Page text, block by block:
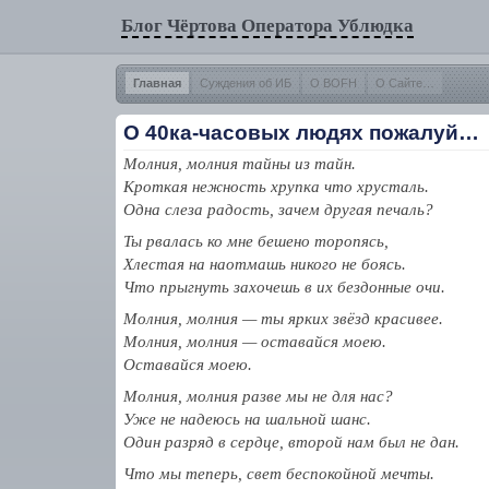
Блог Чёртова Оператора Ублюдка
Главная Суждения об ИБ О BOFH О Сайте…
О 40ка-часовых людях пожалуй…
Молния, молния тайны из тайн.
Кроткая нежность хрупка что хрусталь.
Одна слеза радость, зачем другая печаль?
Ты рвалась ко мне бешено торопясь,
Хлестая на наотмашь никого не боясь.
Что прыгнуть захочешь в их бездонные очи.
Молния, молния — ты ярких звёзд красивее.
Молния, молния — оставайся моею.
Оставайся моею.
Молния, молния разве мы не для нас?
Уже не надеюсь на шальной шанс.
Один разряд в сердце, второй нам был не дан.
Что мы теперь, свет беспокойной мечты.